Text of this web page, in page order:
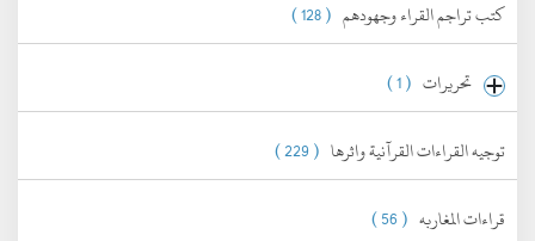
كتب تراجم القراء وجهودهم ( 128 )
تحريرات ( 1 )
توجيه القراءات القرآنية واثرها ( 229 )
قراءات المغاربه ( 56 )